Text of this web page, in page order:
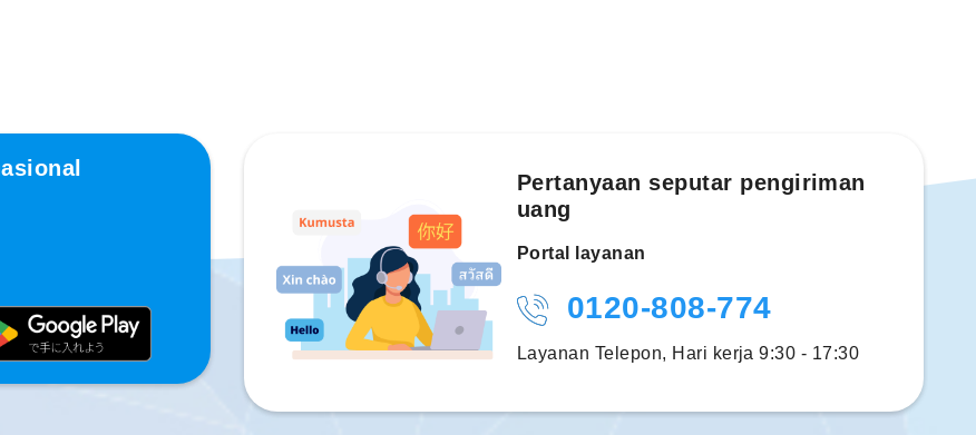
Pertanyaan seputar pengiriman
uang
Portal layanan
0120-808-774
Layanan Telepon, Hari kerja 9:30 - 17:30